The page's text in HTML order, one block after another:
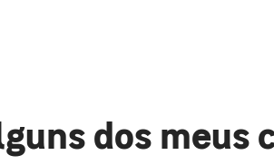
dos meus